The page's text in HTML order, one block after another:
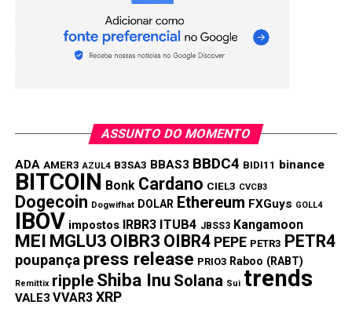
ASSUNTO DO MOMENTO
ADA AMER3 AZUL4 B3SA3 BBAS3 BBDC4 BIDI11 binance
BITCOIN Bonk Cardano CIEL3 CVCB3
Dogecoin Dogwifhat DOLAR Ethereum FXGuys GOLL4
IBOV impostos IRBR3 ITUB4 JBSS3 Kangamoon
MEI MGLU3 OIBR3 OIBR4 PEPE PETR3 PETR4
poupança press release PRIO3 Raboo (RABT)
Remittix ripple Shiba Inu Solana Sui trends
VALE3 VVAR3 XRP